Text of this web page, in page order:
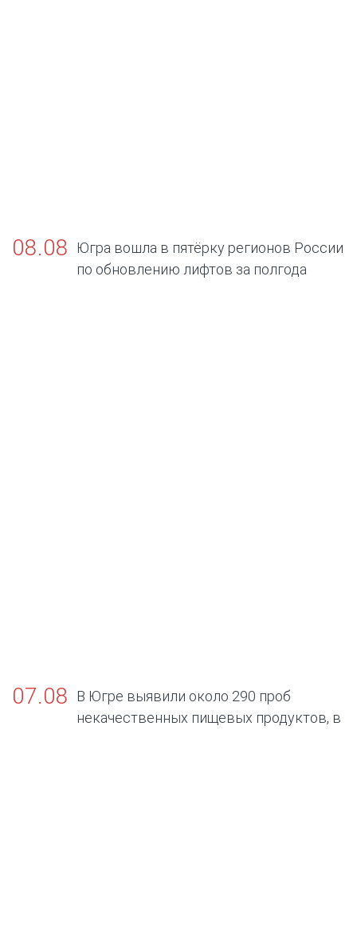
08.08
Югра вошла в пятёрку регионов России
по обновлению лифтов за полгода
07.08
В Югре выявили около 290 проб
некачественных пищевых продуктов, в